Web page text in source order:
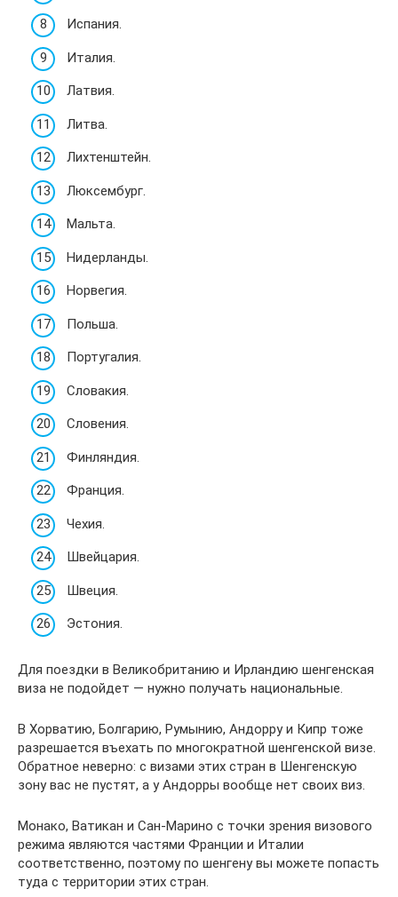
Испания.
Италия.
Латвия.
Литва.
Лихтенштейн.
Люксембург.
Мальта.
Нидерланды.
Норвегия.
Польша.
Португалия.
Словакия.
Словения.
Финляндия.
Франция.
Чехия.
Швейцария.
Швеция.
Эстония.
Для поездки в Великобританию и Ирландию шенгенская
виза не подойдет — нужно получать национальные.
В Хорватию, Болгарию, Румынию, Андорру и Кипр тоже
разрешается въехать по многократной шенгенской визе.
Обратное неверно: с визами этих стран в Шенгенскую
зону вас не пустят, а у Андорры вообще нет своих виз.
Монако, Ватикан и Сан-Марино с точки зрения визового
режима являются частями Франции и Италии
соответственно, поэтому по шенгену вы можете попасть
туда с территории этих стран.